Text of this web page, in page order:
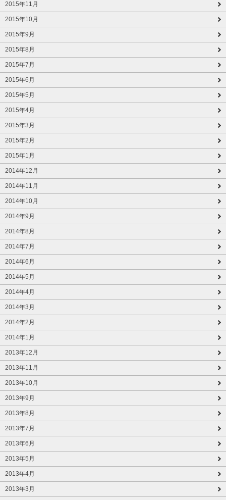
2015年11月
2015年10月
2015年9月
2015年8月
2015年7月
2015年6月
2015年5月
2015年4月
2015年3月
2015年2月
2015年1月
2014年12月
2014年11月
2014年10月
2014年9月
2014年8月
2014年7月
2014年6月
2014年5月
2014年4月
2014年3月
2014年2月
2014年1月
2013年12月
2013年11月
2013年10月
2013年9月
2013年8月
2013年7月
2013年6月
2013年5月
2013年4月
2013年3月